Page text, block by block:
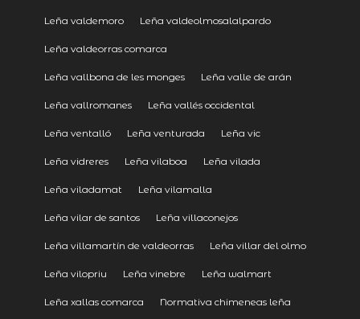
Leña valdemoro Leña valdeolmosalalpardo
Leña valdeorras comarca
Leña vallbona de les monges Leña valle de arán
Leña vallromanes Leña vallés occidental
Leña ventalló Leña venturada Leña vic
Leña vidreres Leña vilaboa Leña vilada
Leña viladamat Leña vilamalla
Leña vilar de santos Leña villaconejos
Leña villamartín de valdeorras Leña villar del olmo
Leña vilopriu Leña vinebre Leña walmart
Leña xallas comarca Normativa chimeneas leña